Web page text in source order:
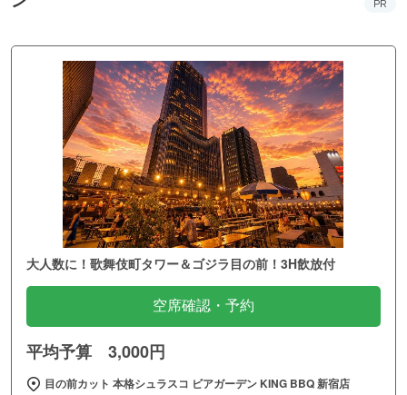
PR
大人数に！歌舞伎町タワー＆ゴジラ目の前！3H飲放付
空席確認・予約
平均予算 3,000円
目の前カット 本格シュラスコ ビアガーデン KING BBQ 新宿店